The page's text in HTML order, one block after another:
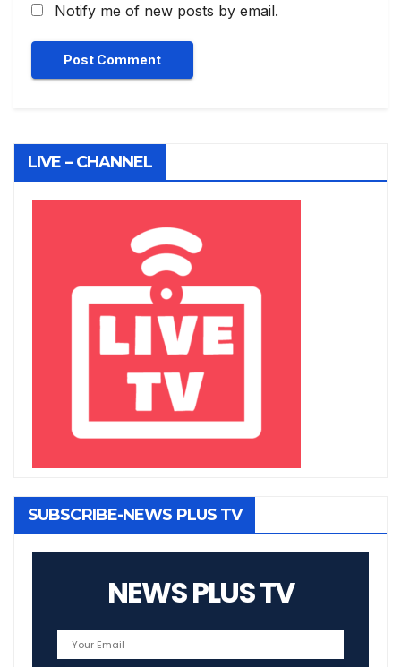
Notify me of new posts by email.
LIVE – CHANNEL
SUBSCRIBE-NEWS PLUS TV
NEWS PLUS TV